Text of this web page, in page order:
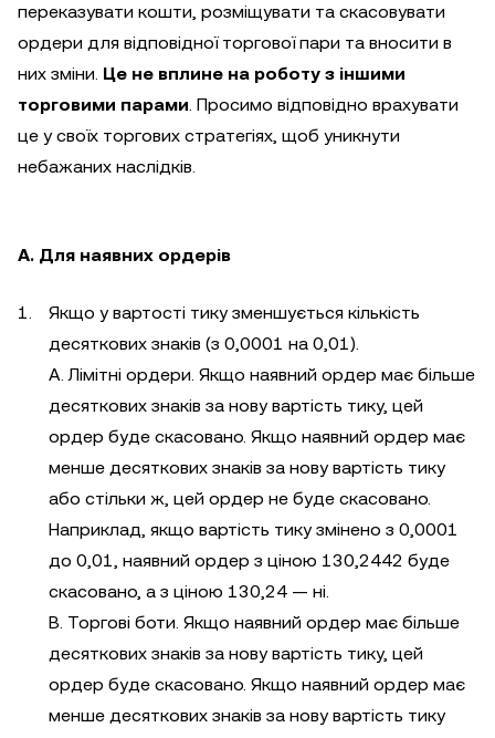
переказувати кошти, розміщувати та скасовувати
ордери для відповідної торгової пари та вносити в
них зміни. Це не вплине на роботу з іншими
торговими парами. Просимо відповідно врахувати
це у своїх торгових стратегіях, щоб уникнути
небажаних наслідків.
A. Для наявних ордерів
Якщо у вартості тику зменшується кількість
десяткових знаків (з 0,0001 на 0,01).
А. Лімітні ордери. Якщо наявний ордер має більше
десяткових знаків за нову вартість тику, цей
ордер буде скасовано. Якщо наявний ордер має
менше десяткових знаків за нову вартість тику
або стільки ж, цей ордер не буде скасовано.
Наприклад, якщо вартість тику змінено з 0,0001
до 0,01, наявний ордер з ціною 130,2442 буде
скасовано, а з ціною 130,24 — ні.
B. Торгові боти. Якщо наявний ордер має більше
десяткових знаків за нову вартість тику, цей
ордер буде скасовано. Якщо наявний ордер має
менше десяткових знаків за нову вартість тику